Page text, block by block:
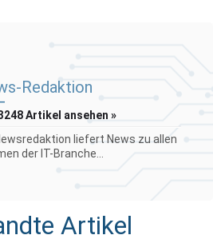
Redaktion
Artikel ansehen »
liefert News zu allen
der IT-Branche...
Artikel